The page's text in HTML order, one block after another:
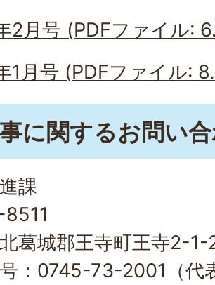
2月号 (PDFファイル:
1月号 (PDFファイル:
に関するお問い
課
葛城郡王寺町王寺2-1-
：0745-73-2001（代